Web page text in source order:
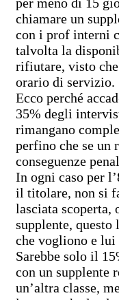
chiamare un
con i prof interni
talvolta la
rifiutare, visto
orario di servizio.
Ecco perché
35% degli
rimangano
perfino che se un
conseguenze
In ogni caso per
il titolare, non si
lasciata scoperta,
supplente,
che vogliono e
Sarebbe solo il
con un supplente
un’altra classe,